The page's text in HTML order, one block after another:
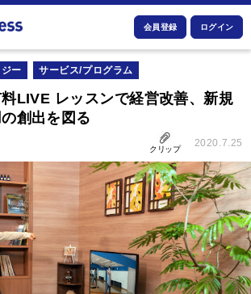
会員登録 ログイン
ー サービス/プログラム
LIVE レッスンで経営改善、新規
創出を図る
クリップ
2020.7.25